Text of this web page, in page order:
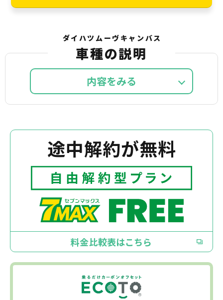
ダイハツムーヴキャンバス
車種の説明
内容を
途中解約が無料
料金比較表はこちら